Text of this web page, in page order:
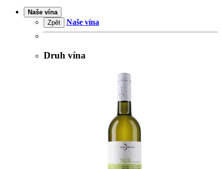
Naše vína
Zpět
Naše vína
Druh vína